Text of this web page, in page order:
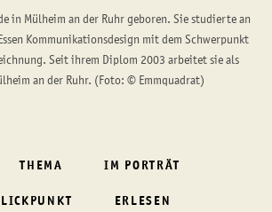
in Mülheim an der Ruhr geboren. Sie studierte an
Kommunikationsdesign mit dem Schwerpunkt
Seit ihrem Diplom 2003 arbeitet sie als
an der Ruhr. (Foto: © Emmquadrat)
THEMA IM PORTRÄT
ERLESEN